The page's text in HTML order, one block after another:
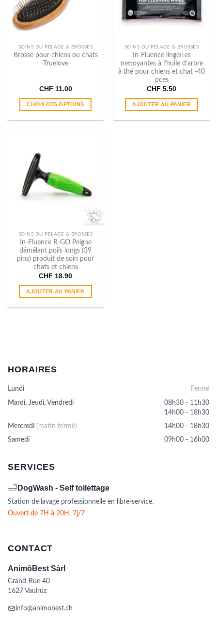
être
choisies
sur
page
du
produit
SOINS DU PELAGE & BROSSES
Brosse pour chiens ou chats
Truelove
CHF 11.00
CHOIX DES OPTIONS
options
peuvent
être
page
du
produit
SOINS DU PELAGE & BROSSES
In-Fluence lingettes
nettoyantes à l’huile d’arbre
à thé pour chiens et chat -40
pces
CHF 5.50
AJOUTER AU PANIER
SOINS DU PELAGE & BROSSES
In​-​Fluence R​-​GO Peigne
démêlant poils longs (39
pins) produit de soin pour
chats et chiens
CHF 18.90
AJOUTER AU PANIER
HORAIRES
Lundi Fermé
Mardi, Jeudi, Vendredi
08h30 - 11h30
14h00 - 18h30
Mercredi (matin fermé)
14h00 - 18h30
Samedi
09h00 - 16h00
SERVICES
🛁 DogWash - Self toilettage
Station de lavage professionnelle en libre-service.
Ouvert de 7H à 20H, 7j/7
CONTACT
AnimôBest Sàrl
Grand-Rue 40
1627 Vaulruz
info@animobest.ch